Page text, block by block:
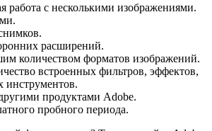
работа с несколькими изображениями.
расширений.
количеством форматов изображений.
встроенных фильтров, эффектов,
инструментов.
продуктами Adobe.
пробного периода.